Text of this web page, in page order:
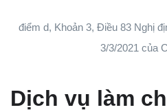
điểm d, Khoản 3, Điều 83 Nghị
3/3/2021 của
Dịch vụ làm